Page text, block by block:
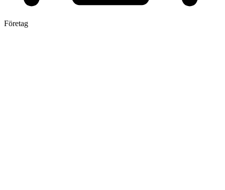
Företag